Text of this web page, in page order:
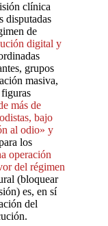
clínica
disputadas
de
digital y
grupos
masiva,
más de
bajo
al odio» y
los
operación
del régimen
(bloquear
es, en sí
del